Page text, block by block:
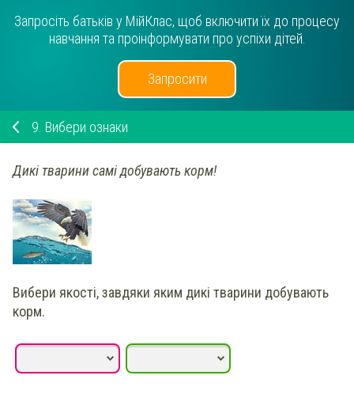
Запросіть батьків у МійКлас, щоб включити їх до процесу
навчання та проінформувати про успіхи дітей.
Запросити
9. Вибери ознаки
Дикі тварини самі добувають корм!
Вибери якості, завдяки яким дикі тварини добувають
корм.